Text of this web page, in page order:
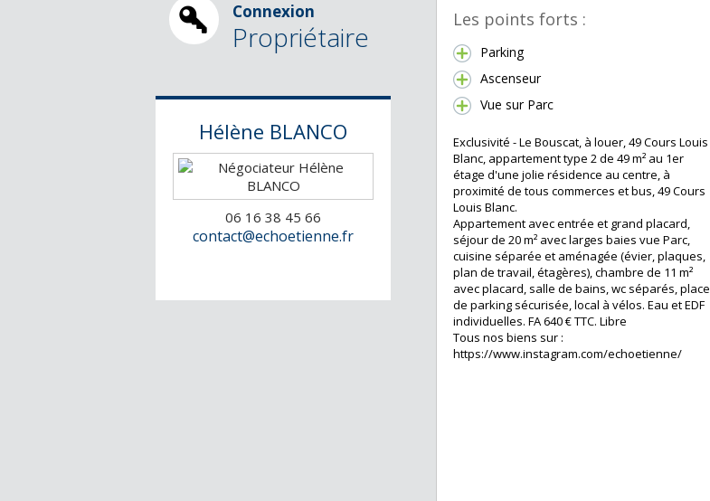
Connexion
Propriétaire
Hélène BLANCO
06 16 38 45 66
contact@echoetienne.fr
Les points forts :
Parking
Ascenseur
Vue sur Parc
Exclusivité - Le Bouscat, à louer, 49 Cours Louis
Blanc, appartement type 2 de 49 m² au 1er
étage d'une jolie résidence au centre, à
proximité de tous commerces et bus, 49 Cours
Louis Blanc.
Appartement avec entrée et grand placard,
séjour de 20 m² avec larges baies vue Parc,
cuisine séparée et aménagée (évier, plaques,
plan de travail, étagères), chambre de 11 m²
avec placard, salle de bains, wc séparés, place
de parking sécurisée, local à vélos. Eau et EDF
individuelles. FA 640 € TTC. Libre
Tous nos biens sur :
https://www.instagram.com/echoetienne/